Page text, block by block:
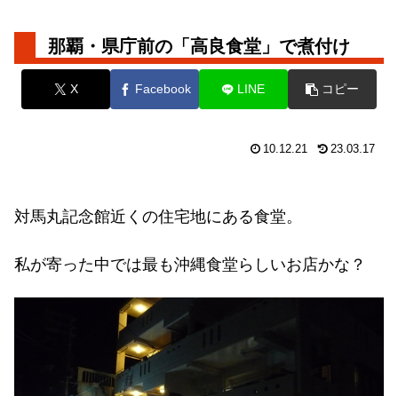
那覇・県庁前の「高良食堂」で煮付け
X Facebook LINE コピー
10.12.21 23.03.17
対馬丸記念館近くの住宅地にある食堂。
私が寄った中では最も沖縄食堂らしいお店かな？